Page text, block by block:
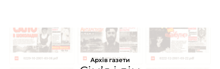
Архів газети